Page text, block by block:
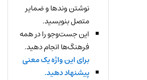
نوشتن وندها و ضمایر
متصل بنویسید.
این جست‌وجو را در همه
فرهنگ‌ها انجام دهید.
برای این واژه یک معنی
پیشنهاد دهید.